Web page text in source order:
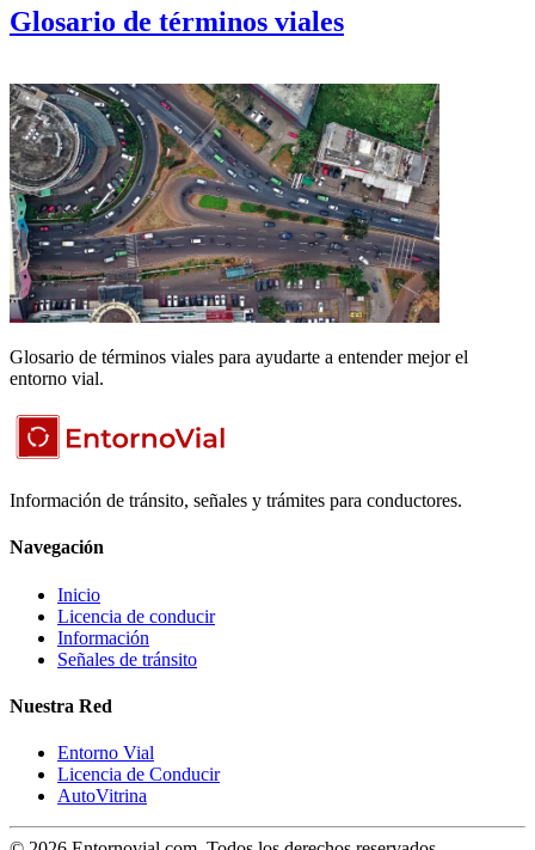
Glosario de términos viales
Glosario de términos viales para ayudarte a entender mejor el
entorno vial.
Información de tránsito, señales y trámites para conductores.
Navegación
Inicio
Licencia de conducir
Información
Señales de tránsito
Nuestra Red
Entorno Vial
Licencia de Conducir
AutoVitrina